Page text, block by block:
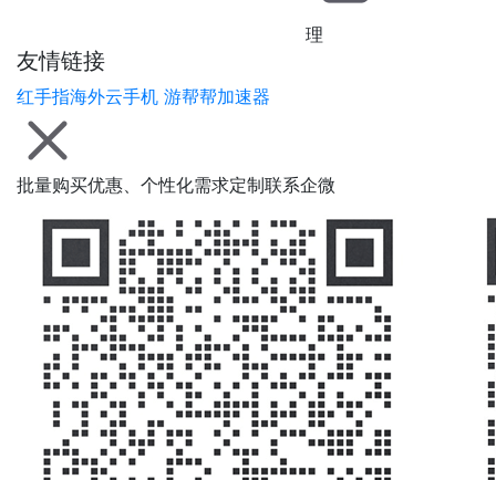
友情链接
红手指海外云手机 游帮帮加速器
理
批量购买优惠、个性化需求定制联系企微